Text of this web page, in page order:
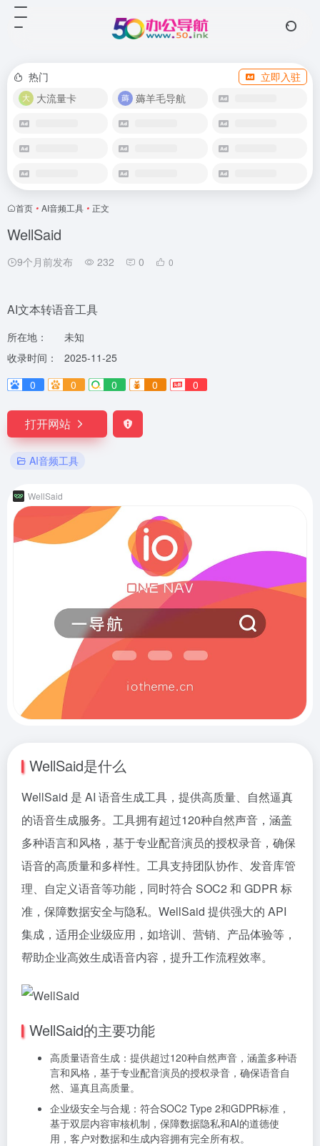
热门
立即入驻
大流量卡
薅羊毛导航
首页 • AI音频工具 • 正文
WellSaid
9个月前发布 232 0 0
AI文本转语音工具
所在地：
未知
收录时间：
2025-11-25
0
0 0 0 0
打开网站
AI音频工具
WellSaid
WellSaid是什么
WellSaid 是 AI 语音生成工具，提供高质量、自然逼真
的语音生成服务。工具拥有超过120种自然声音，涵盖
多种语言和风格，基于专业配音演员的授权录音，确保
语音的高质量和多样性。工具支持团队协作、发音库管
理、自定义语音等功能，同时符合 SOC2 和 GDPR 标
准，保障数据安全与隐私。WellSaid 提供强大的 API
集成，适用企业级应用，如培训、营销、产品体验等，
帮助企业高效生成语音内容，提升工作流程效率。
WellSaid的主要功能
高质量语音生成：提供超过120种自然声音，涵盖多种语
言和风格，基于专业配音演员的授权录音，确保语音自
然、逼真且高质量。
企业级安全与合规：符合SOC2 Type 2和GDPR标准，
基于双层内容审核机制，保障数据隐私和AI的道德使
用，客户对数据和生成内容拥有完全所有权。